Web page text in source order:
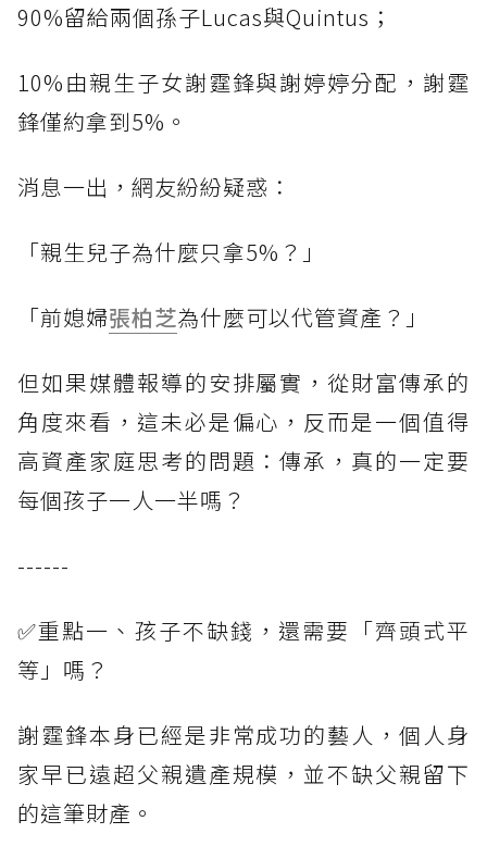
90%留給兩個孫子Lucas與Quintus；
10%由親生子女謝霆鋒與謝婷婷分配，謝霆
鋒僅約拿到5%。
消息一出，網友紛紛疑惑：
「親生兒子為什麼只拿5%？」
「前媳婦張柏芝為什麼可以代管資產？」
但如果媒體報導的安排屬實，從財富傳承的
角度來看，這未必是偏心，反而是一個值得
高資產家庭思考的問題：傳承，真的一定要
每個孩子一人一半嗎？
------
✅重點一、孩子不缺錢，還需要「齊頭式平
等」嗎？
謝霆鋒本身已經是非常成功的藝人，個人身
家早已遠超父親遺產規模，並不缺父親留下
的這筆財產。